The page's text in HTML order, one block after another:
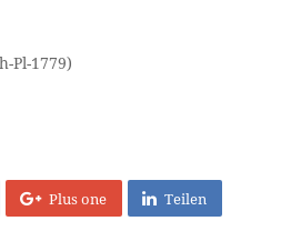
Pl-1779)
Plus one Teilen